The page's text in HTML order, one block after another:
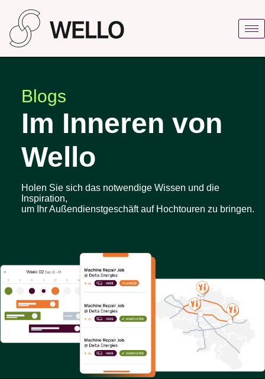
Blogs
Im Inneren von
Wello
Holen Sie sich das notwendige Wissen und die
Inspiration,
um Ihr Außendienstgeschäft auf Hochtouren zu bringen.